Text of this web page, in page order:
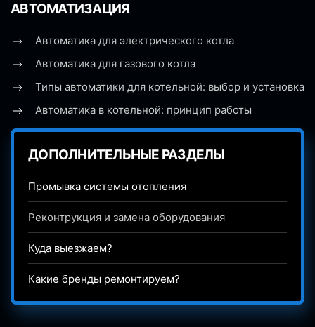
АВТОМАТИЗАЦИЯ
Автоматика для электрического котла
Автоматика для газового котла
Типы автоматики для котельной: выбор и установка
Автоматика в котельной: принцип работы
ДОПОЛНИТЕЛЬНЫЕ РАЗДЕЛЫ
Промывка системы отопления
Реконтрукция и замена оборудования
Куда выезжаем?
Какие бренды ремонтируем?